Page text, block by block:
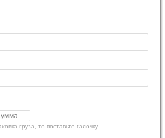
груза, то поставьте галочку.